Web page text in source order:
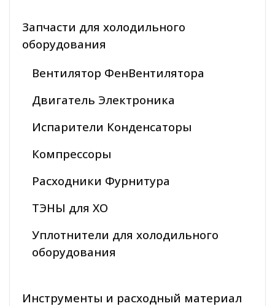
Запчасти для холодильного
оборудования
Вентилятор ФенВентилятора
Двигатель Электроника
Испарители Конденсаторы
Компрессоры
Расходники Фурнитура
ТЭНЫ для ХО
Уплотнители для холодильного
оборудования
Инструменты и расходный материал